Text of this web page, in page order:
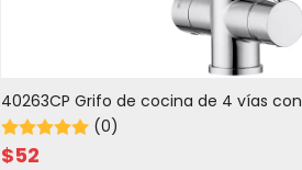
40263CP Grifo de cocina de 4 vías con
agua fría y caliente en cromado
(0)
$52